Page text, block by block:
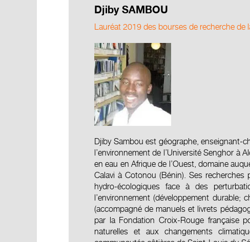
Djiby SAMBOU
Lauréat 2019 des bourses de recherche de
Djiby Sambou est géographe, enseignant-
l’environnement de l’Université Senghor à
en eau en Afrique de l’Ouest, domaine
Calavi à Cotonou (Bénin). Ses
hydro-écologiques face à des
l’environnement (développement
(accompagné de manuels et livrets
par la Fondation Croix-Rouge française
naturelles et aux changements